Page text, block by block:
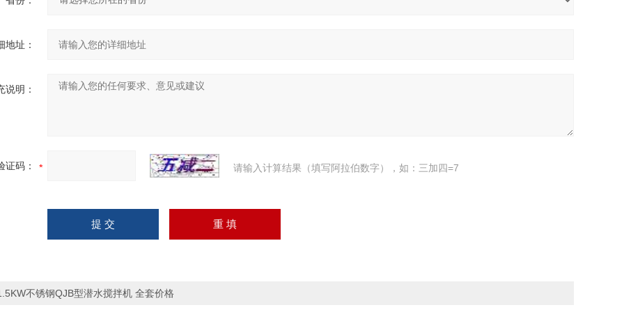
地址：
说明：
证码： 请输入计算结果（填写阿拉伯数字），如：三加四=7
不锈钢QJB型潜水搅拌机 全套价格